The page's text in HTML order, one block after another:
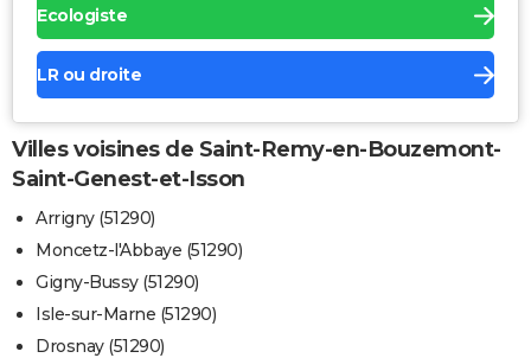
Ecologiste
LR ou droite
Villes voisines de Saint-Remy-en-Bouzemont-
Saint-Genest-et-Isson
Arrigny (51290)
Moncetz-l'Abbaye (51290)
Gigny-Bussy (51290)
Isle-sur-Marne (51290)
Drosnay (51290)